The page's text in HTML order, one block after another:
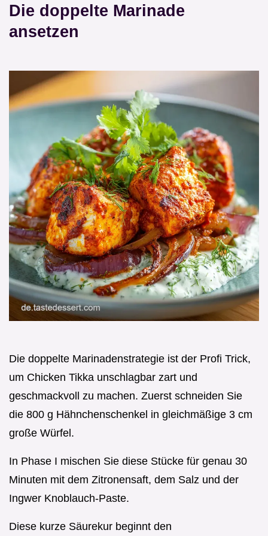
Die doppelte Marinade
ansetzen
Die doppelte Marinadenstrategie ist der Profi Trick,
um Chicken Tikka unschlagbar zart und
geschmackvoll zu machen. Zuerst schneiden Sie
die 800 g Hähnchenschenkel in gleichmäßige 3 cm
große Würfel.
In Phase I mischen Sie diese Stücke für genau 30
Minuten mit dem Zitronensaft, dem Salz und der
Ingwer Knoblauch-Paste.
Diese kurze Säurekur beginnt den